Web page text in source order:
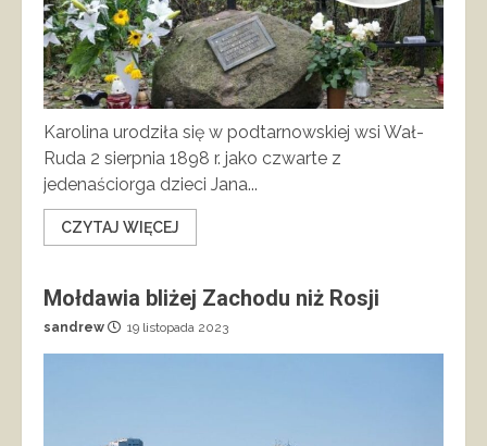
Karolina urodziła się w podtarnowskiej wsi Wał-
Ruda 2 sierpnia 1898 r. jako czwarte z
jedenaściorga dzieci Jana...
CZYTAJ WIĘCEJ
Mołdawia bliżej Zachodu niż Rosji
sandrew 19 listopada 2023